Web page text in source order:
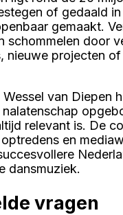
of gedaald in
gemaakt.
schommelen door
nieuwe projecten
van Diepen
relevant is. De
en
dansmuziek.
vragen